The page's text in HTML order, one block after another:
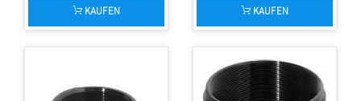
KAUFEN KAUFEN